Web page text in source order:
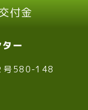
付金
ー
号580-148